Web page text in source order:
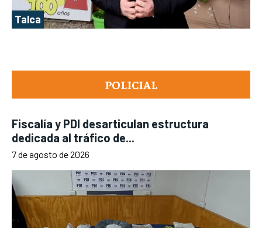
POLICIAL
Fiscalía y PDI desarticulan estructura
dedicada al tráfico de...
7 de agosto de 2026
Talca